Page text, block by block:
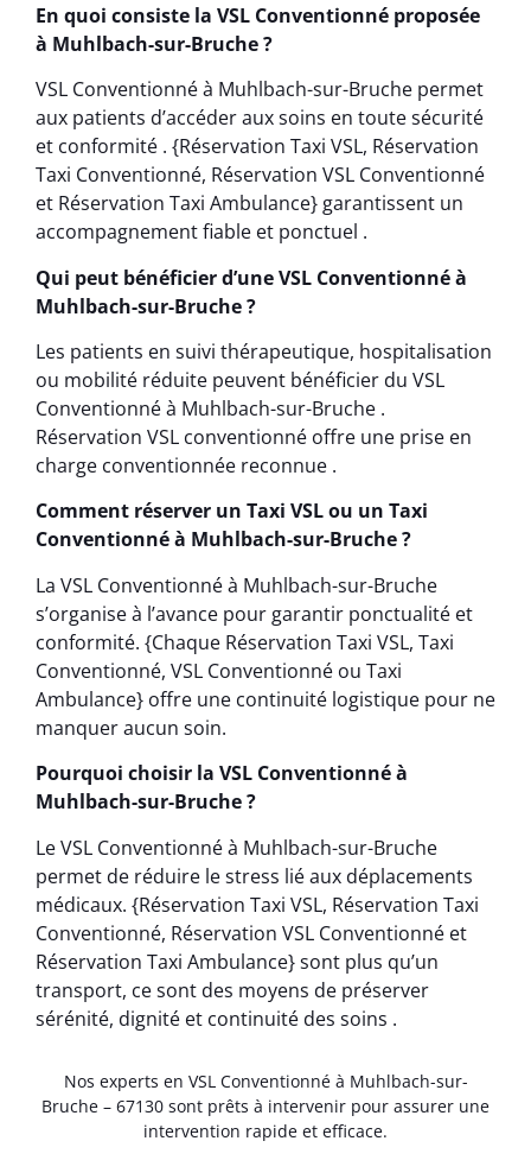
En quoi consiste la VSL Conventionné proposée
à Muhlbach-sur-Bruche ?
VSL Conventionné à Muhlbach-sur-Bruche permet
aux patients d’accéder aux soins en toute sécurité
et conformité . {Réservation Taxi VSL, Réservation
Taxi Conventionné, Réservation VSL Conventionné
et Réservation Taxi Ambulance} garantissent un
accompagnement fiable et ponctuel .
Qui peut bénéficier d’une VSL Conventionné à
Muhlbach-sur-Bruche ?
Les patients en suivi thérapeutique, hospitalisation
ou mobilité réduite peuvent bénéficier du VSL
Conventionné à Muhlbach-sur-Bruche .
Réservation VSL conventionné offre une prise en
charge conventionnée reconnue .
Comment réserver un Taxi VSL ou un Taxi
Conventionné à Muhlbach-sur-Bruche ?
La VSL Conventionné à Muhlbach-sur-Bruche
s’organise à l’avance pour garantir ponctualité et
conformité. {Chaque Réservation Taxi VSL, Taxi
Conventionné, VSL Conventionné ou Taxi
Ambulance} offre une continuité logistique pour ne
manquer aucun soin.
Pourquoi choisir la VSL Conventionné à
Muhlbach-sur-Bruche ?
Le VSL Conventionné à Muhlbach-sur-Bruche
permet de réduire le stress lié aux déplacements
médicaux. {Réservation Taxi VSL, Réservation Taxi
Conventionné, Réservation VSL Conventionné et
Réservation Taxi Ambulance} sont plus qu’un
transport, ce sont des moyens de préserver
sérénité, dignité et continuité des soins .
Nos experts en VSL Conventionné à Muhlbach-sur-
Bruche – 67130 sont prêts à intervenir pour assurer une
intervention rapide et efficace.